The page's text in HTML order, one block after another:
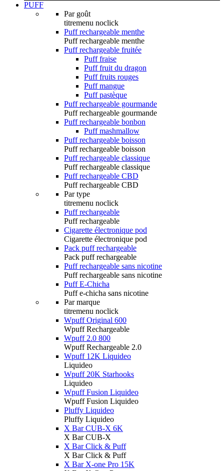
PUFF
Par goût
titremenu noclick
Puff rechargeable menthe
Puff rechargeable menthe
Puff rechargeable fruitée
Puff fraise
Puff fruit du dragon
Puff fruits rouges
Puff mangue
Puff pastèque
Puff rechargeable gourmande
Puff rechargeable gourmande
Puff rechargeable bonbon
Puff mashmallow
Puff rechargeable boisson
Puff rechargeable boisson
Puff rechargeable classique
Puff rechargeable classique
Puff rechargeable CBD
Puff rechargeable CBD
Par type
titremenu noclick
Puff rechargeable
Puff rechargeable
Cigarette électronique pod
Cigarette électronique pod
Pack puff rechargeable
Pack puff rechargeable
Puff rechargeable sans nicotine
Puff rechargeable sans nicotine
Puff E-Chicha
Puff e-chicha sans nicotine
Par marque
titremenu noclick
Wpuff Original 600
Wpuff Rechargeable
Wpuff 2.0 800
Wpuff Rechargeable 2.0
Wpuff 12K Liquideo
Liquideo
Wpuff 20K Starhooks
Liquideo
Wpuff Fusion Liquideo
Wpuff Fusion Liquideo
Pluffy Liquideo
Pluffy Liquideo
X Bar CUB-X 6K
X Bar CUB-X
X Bar Click & Puff
X Bar Click & Puff
X Bar X-one Pro 15K